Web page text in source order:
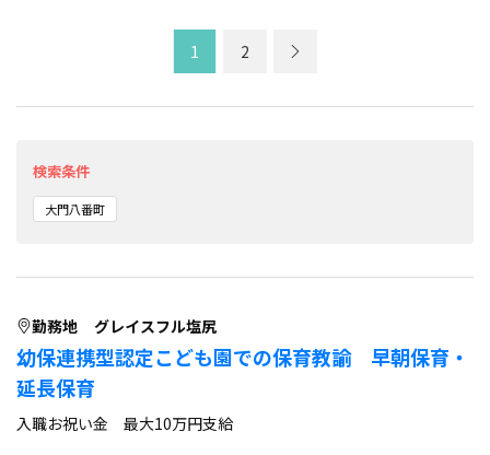
1 2
検索条件
大門八番町
勤務地 グレイスフル塩尻
幼保連携型認定こども園での保育教諭 早朝保育・
延長保育
入職お祝い金 最大10万円支給